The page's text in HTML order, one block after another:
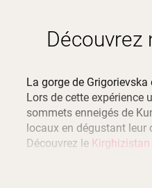
Découvrez
La gorge de
Lors de cette expérience
sommets enneigés de
locaux en dégustant
Découvrez le Kirghizistan